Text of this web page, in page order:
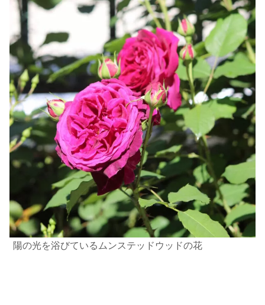
陽の光を浴びているムンステッドウッドの花